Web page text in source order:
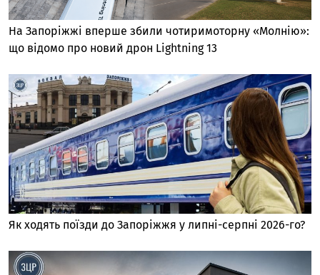
На Запоріжжі вперше збили чотиримоторну «Молнію»:
що відомо про новий дрон Lightning 13
Як ходять поїзди до Запоріжжя у липні-серпні 2026-го?